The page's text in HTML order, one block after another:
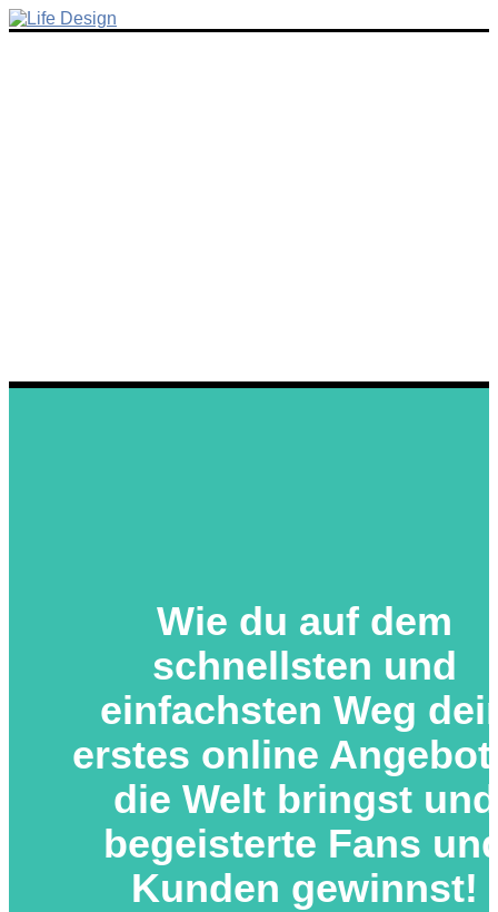
Wie du auf dem
schnellsten und
einfachsten Weg
erstes online
die Welt bringst und
begeisterte Fans
Kunden gewinnst!